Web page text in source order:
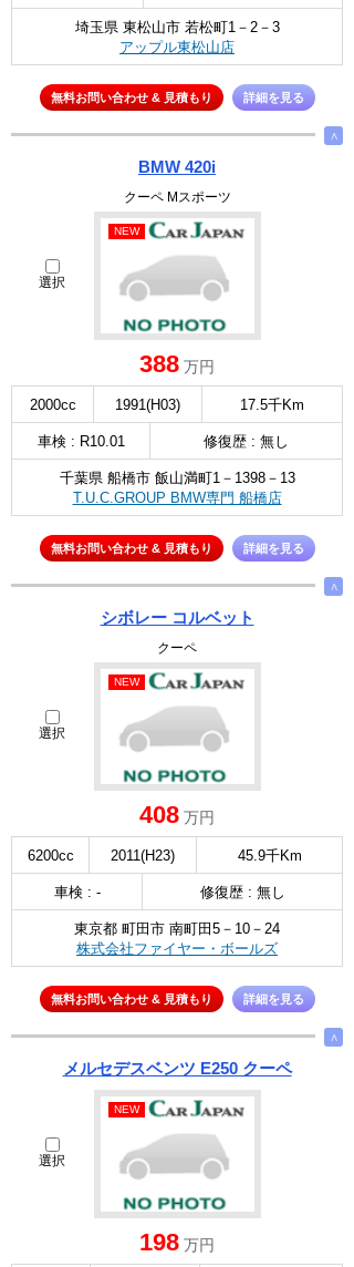
埼玉県 東松山市 若松町1－2－3
アップル東松山店
無料お問い合わせ & 見積もり 詳細を見る
∧
BMW 420i
クーペ Mスポーツ
選択
NEW
388 万円
2000cc 1991(H03) 17.5千Km
車検 : R10.01 修復歴 : 無し
千葉県 船橋市 飯山満町1－1398－13
T.U.C.GROUP BMW専門 船橋店
無料お問い合わせ & 見積もり 詳細を見る
∧
シボレー コルベット
クーペ
選択
NEW
408 万円
6200cc 2011(H23) 45.9千Km
車検 : - 修復歴 : 無し
東京都 町田市 南町田5－10－24
株式会社ファイヤー・ボールズ
無料お問い合わせ & 見積もり 詳細を見る
∧
メルセデスベンツ E250 クーペ
選択
NEW
198 万円